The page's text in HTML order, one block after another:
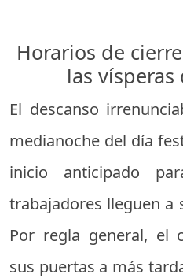
Horarios de
las
El descanso
medianoche del día
inicio anticipado
trabajadores lleguen a
Por regla general, el
sus puertas a más